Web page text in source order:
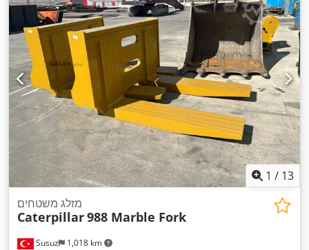
1 / 13
Susuz 1,018 km
מזלג משטחים
Caterpillar988 Marble Fork